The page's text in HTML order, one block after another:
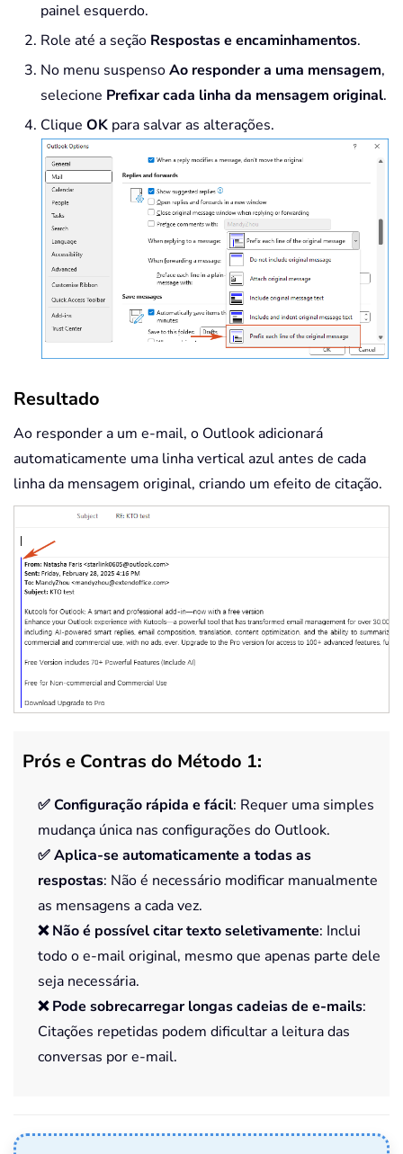
painel esquerdo.
Role até a seção Respostas e encaminhamentos.
No menu suspensoAo responder a uma mensagem,
selecione Prefixar cada linha da mensagem original.
Clique OK para salvar as alterações.
Resultado
Ao responder a um e-mail, o Outlook adicionará
automaticamente uma linha vertical azul antes de cada
linha da mensagem original, criando um efeito de citação.
Prós e Contras do Método 1:
✅ Configuração rápida e fácil: Requer uma simples
mudança única nas configurações do Outlook.
✅ Aplica-se automaticamente a todas as
respostas: Não é necessário modificar manualmente
as mensagens a cada vez.
❌ Não é possível citar texto seletivamente: Inclui
todo o e-mail original, mesmo que apenas parte dele
seja necessária.
❌ Pode sobrecarregar longas cadeias de e-mails:
Citações repetidas podem dificultar a leitura das
conversas por e-mail.